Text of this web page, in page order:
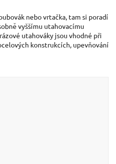
nebo vrtačka, tam si poradí
vyššímu utahovacímu
utahováky jsou vhodné při
konstrukcích, upevňování